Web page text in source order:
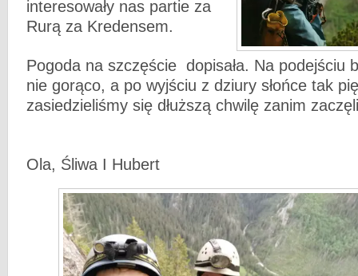
interesowały nas partie za
Rurą za Kredensem.
Pogoda na szczęście dopisała. Na podejściu
nie gorąco, a po wyjściu z dziury słońce tak
zasiedzieliśmy się dłuższą chwilę zanim
Ola, Śliwa I Hubert